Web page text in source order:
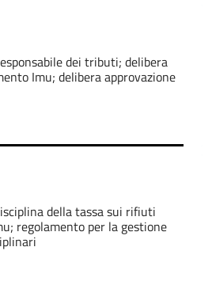
dei tributi; delibera
Imu; delibera approvazione
della tassa sui rifiuti